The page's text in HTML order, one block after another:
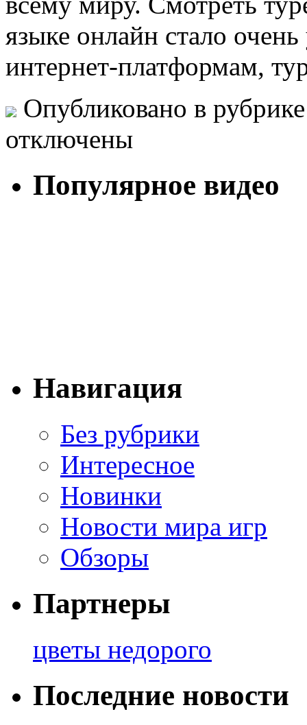
языке онлайн стало
интернет-платформам,
Опубликовано в
отключены
Популярное видео
Навигация
Без рубрики
Интересное
Новинки
Новости мира игр
Обзоры
Партнеры
цветы недорого
Последние новости